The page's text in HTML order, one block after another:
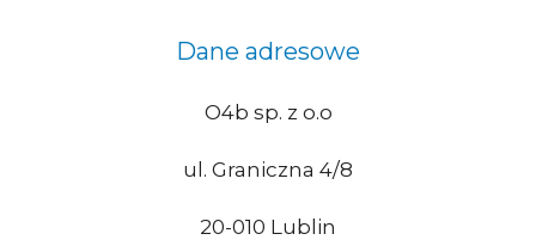
Dane adresowe
O4b sp. z o.o
ul. Graniczna 4/8
20-010 Lublin